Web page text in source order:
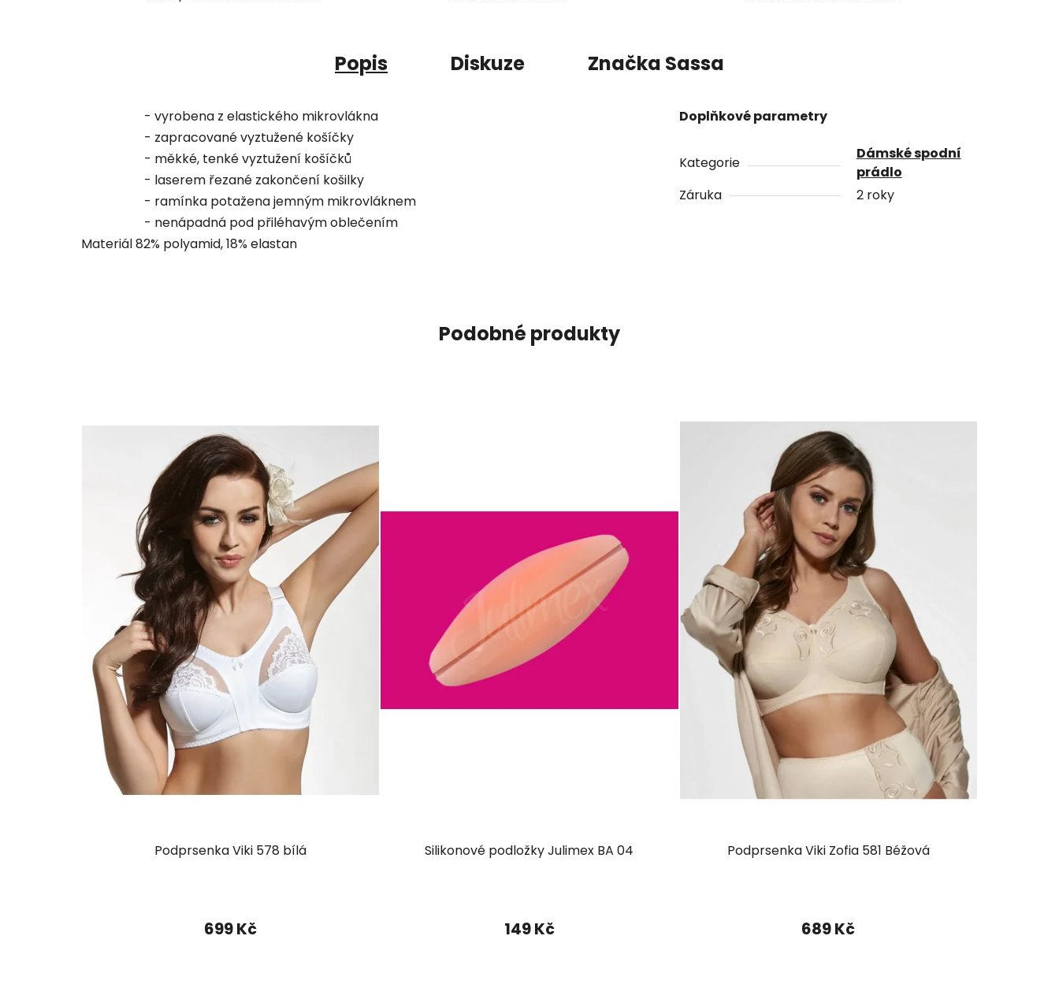
Popis Diskuze Značka Sassa
- vyrobena z elastického mikrovlákna
- zapracované vyztužené košíčky
- měkké, tenké vyztužení košíčků
- laserem řezané zakončení košilky
- ramínka potažena jemným mikrovláknem
- nenápadná pod přiléhavým oblečením
Materiál 82% polyamid, 18% elastan
Doplňkové parametry
Kategorie
Dámské spodní
prádlo
Záruka
2 roky
Podobné produkty
Podprsenka Viki 578 bílá
699 Kč
Silikonové podložky Julimex BA 04
149 Kč
Podprsenka Viki Zofia 581 Béžová
689 Kč